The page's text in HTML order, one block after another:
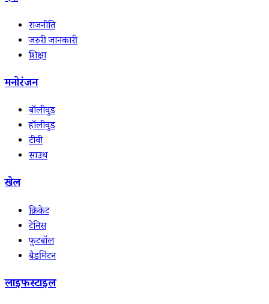
राजनीति
जरुरी जानकारी
शिक्षा
मनोरंजन
बॉलीवुड
हॉलीवुड
टीवी
साउथ
खेल
क्रिकेट
टेनिस
फुटबॉल
बैडमिंटन
लाइफस्टाइल